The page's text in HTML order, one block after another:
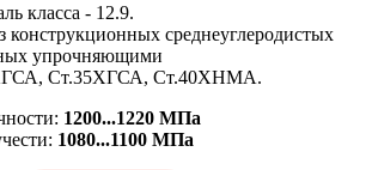
класса - 12.9.
конструкционных среднеуглеродистых
упрочняющими
Ст.35ХГСА, Ст.40ХНМА.
1200...1220 МПа
1080...1100 МПа